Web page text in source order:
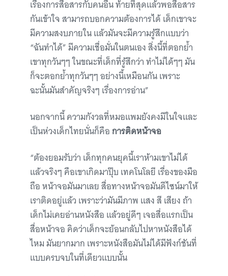
เรื่องการสื่อสารกับคนอื่น ท้ายที่สุดแล้วพอสื่อสาร
กันเข้าใจ สามารถบอกความต้องการได้ เด็กเขาจะ
มีความสงบภายใน แล้วมันจะมีความรู้สึกแบบว่า
“ฉันทำได้” มีความเชื่อมั่นในตนเอง สิ่งนี้ที่ตอกย้ำ
เขาทุกวันๆๆ ในขณะที่เด็กที่รู้สึกว่า ทำไม่ได้ๆๆ มัน
ก็จะตอกย้ำทุกวันๆๆ อย่างนี้เหมือนกัน เพราะ
ฉะนั้นมันสำคัญจริงๆ เรื่องการอ่าน”
นอกจากนี้ ความกังวลที่หมอแพมยังคงมีในใจและ
เป็นห่วงเด็กไทยนั่นก็คือการติดหน้าจอ
“ต้องยอมรับว่า เด็กทุกคนยุคนี้เราห้ามเขาไม่ได้
แล้วจริงๆ คือเขาเกิดมาปุ๊บ เทคโนโลยี เรื่องของมือ
ถือ หน้าจอมันมาเลย สื่อทางหน้าจอมันดีไซน์มาให้
เราติดอยู่แล้ว เพราะว่ามันมีภาพ แสง สี เสียง ถ้า
เด็กไม่เคยอ่านหนังสือ แล้วอยู่ดีๆ เจอสื่อแรกเป็น
สื่อหน้าจอ คิดว่าเด็กจะย้อนกลับไปหาหนังสือได้
ไหม มันยากมาก เพราะหนังสือมันไม่ได้มีฟังก์ชันที่
แบบครบจบในที่เดียวแบบนั้น